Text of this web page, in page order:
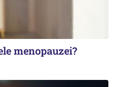
menopauzei?